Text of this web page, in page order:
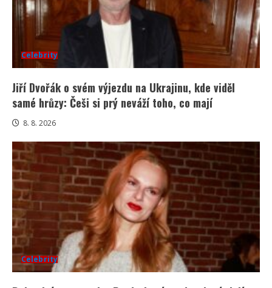
Celebrity
Jiří Dvořák o svém výjezdu na Ukrajinu, kde viděl
samé hrůzy: Češi si prý neváží toho, co mají
8. 8. 2026
Celebrity